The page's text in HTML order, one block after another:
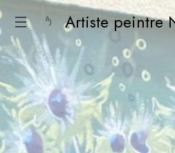
Artiste peintre